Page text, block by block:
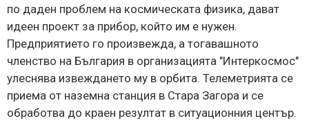
по даден проблем на космическата физика, дават
идеен проект за прибор, който им е нужен.
Предприятието го произвежда, а тогавашното
членство на България в организацията "Интеркосмос"
улеснява извеждането му в орбита. Телеметрията се
приема от наземна станция в Стара Загора и се
обработва до краен резултат в ситуационния център.